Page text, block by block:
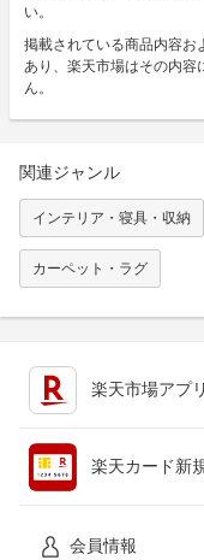
い。
掲載されている商品内容お
あり、楽天市場はその内
ん。
関連ジャンル
インテリア・寝具・収納
カーペット・ラグ
楽天市場アプ
楽天カード新
会員情報